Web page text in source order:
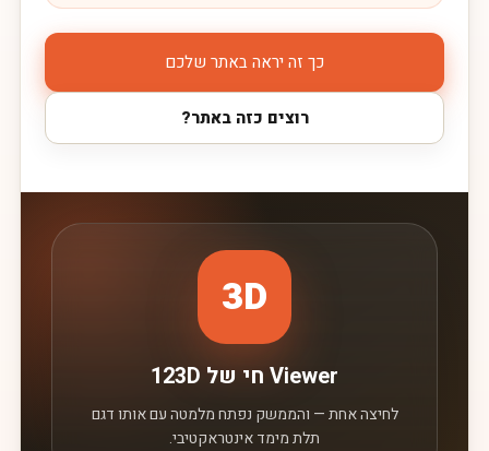
כך זה יראה באתר שלכם
רוצים כזה באתר?
3D
Viewer חי של 123D
לחיצה אחת — והממשק נפתח מלמטה עם אותו דגם
תלת מימד אינטראקטיבי.